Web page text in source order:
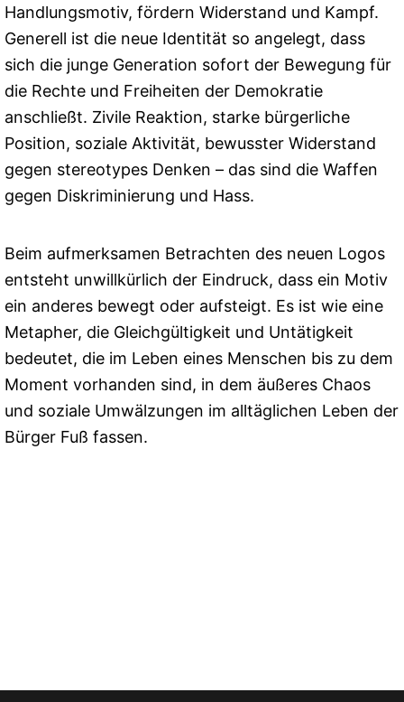
Handlungsmotiv, fördern Widerstand und Kampf.
Generell ist die neue Identität so angelegt, dass
sich die junge Generation sofort der Bewegung für
die Rechte und Freiheiten der Demokratie
anschließt. Zivile Reaktion, starke bürgerliche
Position, soziale Aktivität, bewusster Widerstand
gegen stereotypes Denken – das sind die Waffen
gegen Diskriminierung und Hass.
Beim aufmerksamen Betrachten des neuen Logos
entsteht unwillkürlich der Eindruck, dass ein Motiv
ein anderes bewegt oder aufsteigt. Es ist wie eine
Metapher, die Gleichgültigkeit und Untätigkeit
bedeutet, die im Leben eines Menschen bis zu dem
Moment vorhanden sind, in dem äußeres Chaos
und soziale Umwälzungen im alltäglichen Leben der
Bürger Fuß fassen.